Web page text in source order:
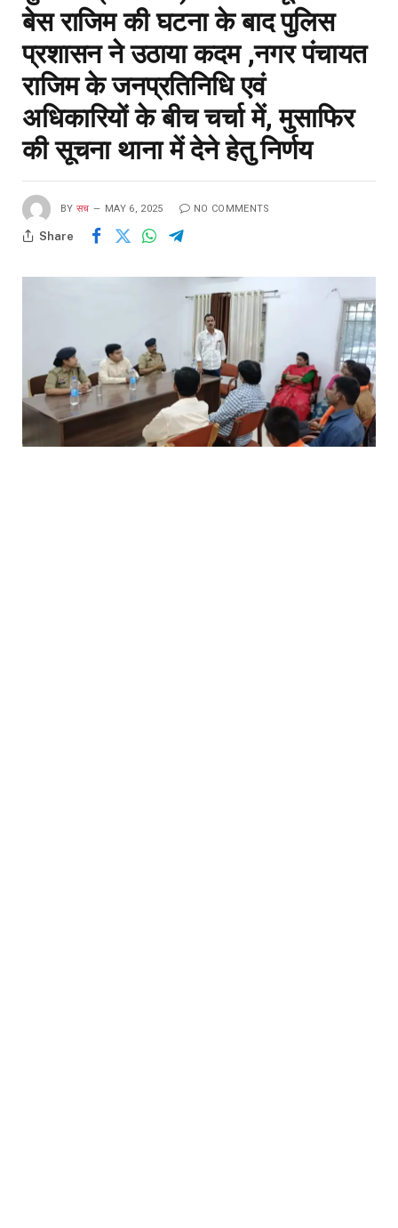
बेस राजिम की घटना के बाद पुलिस
प्रशासन ने उठाया कदम ,नगर पंचायत
राजिम के जनप्रतिनिधि एवं
अधिकारियों के बीच चर्चा में, मुसाफिर
की सूचना थाना में देने हेतु निर्णय
BY सच MAY 6, 2025 NO COMMENTS
Share